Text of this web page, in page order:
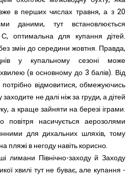
в перших числах травня, а з 20
даними, тут встановлюється
оптимальна для купання дітей.
змін до середини жовтня. Правда,
у купальному сезоні може
(в основному до 3 балів). Від
відмовитися, обмежуючись
не далі ніж за груди, а дітей
а краще зайняти на березі іграми.
насичується аерозолями
для дихальних шляхів, тому
пляжі в негоду навіть корисно.
лимани Північно-заходу й Заходу
хвилі тут не буває, але купання -